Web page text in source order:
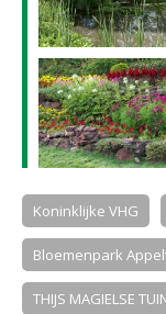
Koninklijke VHG
Bloemenpark
THIJS MAGIELSE